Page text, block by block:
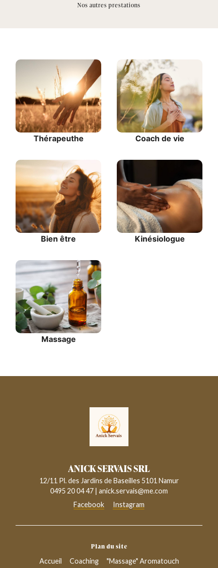
Nos autres prestations
Thérapeuthe Coach de vie
Bien être Kinésiologue
Massage
ANICK SERVAIS SRL
12/11 Pl. des Jardins de Baseilles 5101 Namur
0495 20 04 47 | anick.servais@me.com
Facebook
Instagram
Plan du site
Accueil
Coaching "Massage" Aromatouch